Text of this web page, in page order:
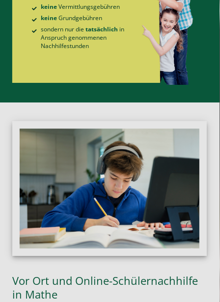
keineVermittlungs­gebühren
keineGrund­gebühren
sondern nur die tatsächlich in
Anspruch genommenen
Nachhilfe­stunden
Vor Ort und Online-Schülernachhilfe
in Mathe